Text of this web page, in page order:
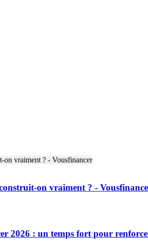
on vraiment ? -
2026 : un temps fort pour